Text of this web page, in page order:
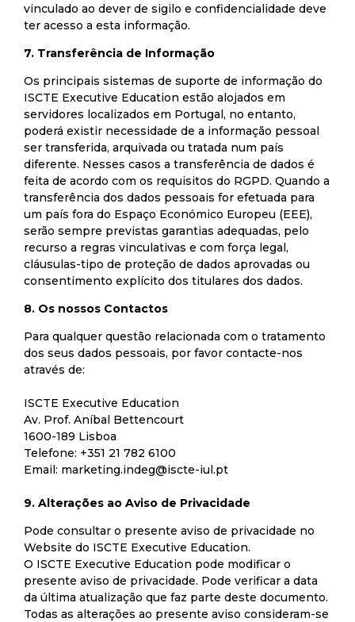
vinculado ao dever de sigilo e confidencialidade deve
ter acesso a esta informação.
7. Transferência de Informação
Os principais sistemas de suporte de informação do
ISCTE Executive Education estão alojados em
servidores localizados em Portugal, no entanto,
poderá existir necessidade de a informação pessoal
ser transferida, arquivada ou tratada num país
diferente. Nesses casos a transferência de dados é
feita de acordo com os requisitos do RGPD. Quando a
transferência dos dados pessoais for efetuada para
um país fora do Espaço Económico Europeu (EEE),
serão sempre previstas garantias adequadas, pelo
recurso a regras vinculativas e com força legal,
cláusulas-tipo de proteção de dados aprovadas ou
consentimento explícito dos titulares dos dados.
8. Os nossos Contactos
Para qualquer questão relacionada com o tratamento
dos seus dados pessoais, por favor contacte-nos
através de:
ISCTE Executive Education
Av. Prof. Aníbal Bettencourt
1600-189 Lisboa
Telefone: +351 21 782 6100
Email: marketing.indeg@iscte-iul.pt
9. Alterações ao Aviso de Privacidade
Pode consultar o presente aviso de privacidade no
Website do ISCTE Executive Education.
O ISCTE Executive Education pode modificar o
presente aviso de privacidade. Pode verificar a data
da última atualização que faz parte deste documento.
Todas as alterações ao presente aviso consideram-se